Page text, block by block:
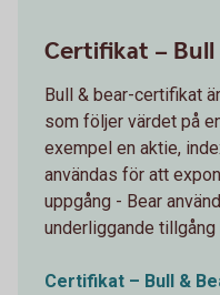
Certifikat – Bull
Bull & bear-certifikat
som följer värdet på
exempel en aktie,
användas för att
uppgång - Bear
underliggande
Certifikat – Bull &